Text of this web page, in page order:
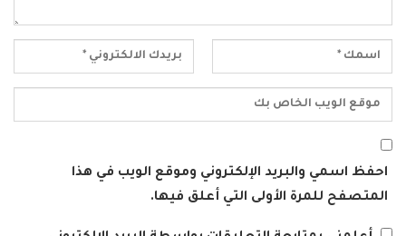
احفظ اسمي والبريد الإلكتروني وموقع الويب في هذا
المتصفح للمرة الأولى التي أعلق فيها.